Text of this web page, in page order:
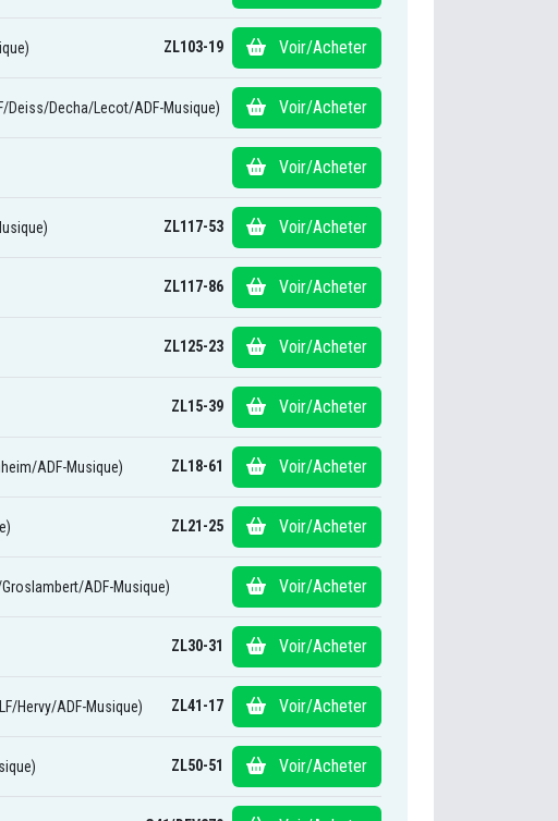
ZL103-19 Voir/Acheter
Deiss/Decha/Lecot/ADF-Musique) Voir/Acheter
Voir/Acheter
ZL117-53 Voir/Acheter
ZL117-86 Voir/Acheter
ZL125-23 Voir/Acheter
ZL15-39 Voir/Acheter
ADF-Musique) ZL18-61 Voir/Acheter
ZL21-25 Voir/Acheter
Groslambert/ADF-Musique) Voir/Acheter
ZL30-31 Voir/Acheter
Hervy/ADF-Musique) ZL41-17 Voir/Acheter
ZL50-51 Voir/Acheter